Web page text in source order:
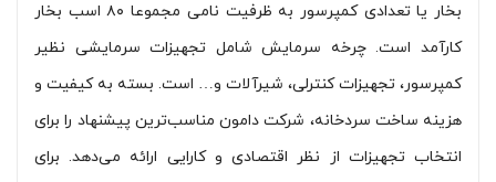
بخار یا تعدادی کمپرسور به ظرفیت نامی مجموعا ۸۰ اسب بخار
کارآمد است. چرخه سرمایش شامل تجهیزات سرمایشی نظیر
کمپرسور، تجهیزات کنترلی، شیرآلات و… است. بسته به کیفیت و
هزینه ساخت سردخانه، شرکت دامون مناسب‌ترین پیشنهاد را برای
انتخاب تجهیزات از نظر اقتصادی و کارایی ارائه می‌دهد. برای